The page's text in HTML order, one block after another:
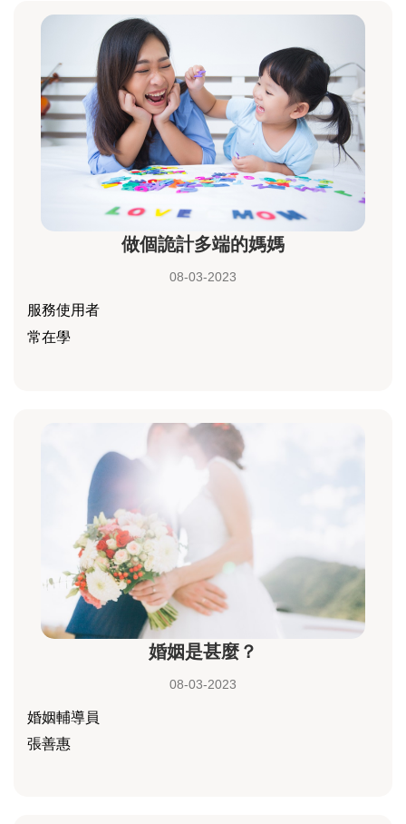
做個詭計多端的媽媽
08-03-2023
服務使用者
常在學
婚姻是甚麼？
08-03-2023
婚姻輔導員
張善惠